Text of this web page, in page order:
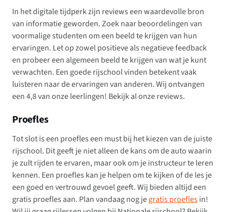
In het digitale tijdperk zijn reviews een waardevolle bron
van informatie geworden. Zoek naar beoordelingen van
voormalige studenten om een beeld te krijgen van hun
ervaringen. Let op zowel positieve als negatieve feedback
en probeer een algemeen beeld te krijgen van wat je kunt
verwachten. Een goede rijschool vinden betekent vaak
luisteren naar de ervaringen van anderen. Wij ontvangen
een 4,8 van onze leerlingen! Bekijk al onze reviews.
Proefles
Tot slot is een proefles een must bij het kiezen van de juiste
rijschool. Dit geeft je niet alleen de kans om de auto waarin
je zult rijden te ervaren, maar ook om je instructeur te leren
kennen. Een proefles kan je helpen om te kijken of de les je
een goed en vertrouwd gevoel geeft. Wij bieden altijd een
gratis proefles aan. Plan vandaag nog jegratis proeflesin!